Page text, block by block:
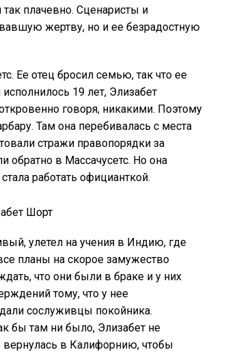
так плачевно. Сценаристы и
жертву, но и ее безрадостную
. Ее отец бросил семью,так что ее
исполнилось 19 лет, Элизабет
говоря, никакими. Поэтому
. Там она перебивалась с места
стражи правопорядки за
обратно в Массачусетс. Но она
стала работать официанткой.
, улетел на учения в Индию, где
планы на скорое замужество
, что они были в браке и у них
тому, что у нее
сослуживцы покойника.
бы там ни было, Элизабет не
вернулась в Калифорнию, чтобы